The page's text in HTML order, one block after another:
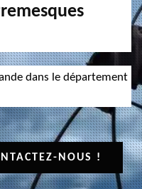
dans le département
NOUS !